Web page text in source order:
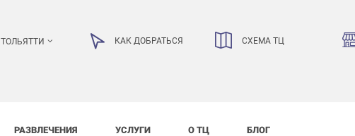
ТОЛЬЯТТИ КАК ДОБРАТЬСЯ СХЕМА ТЦ
РАЗВЛЕЧЕНИЯ УСЛУГИ О ТЦ БЛОГ